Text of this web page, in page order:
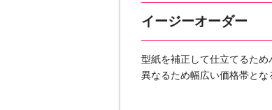
イージーオーダー
型紙を補正して仕立てるた
異なるため幅広い価格帯とな